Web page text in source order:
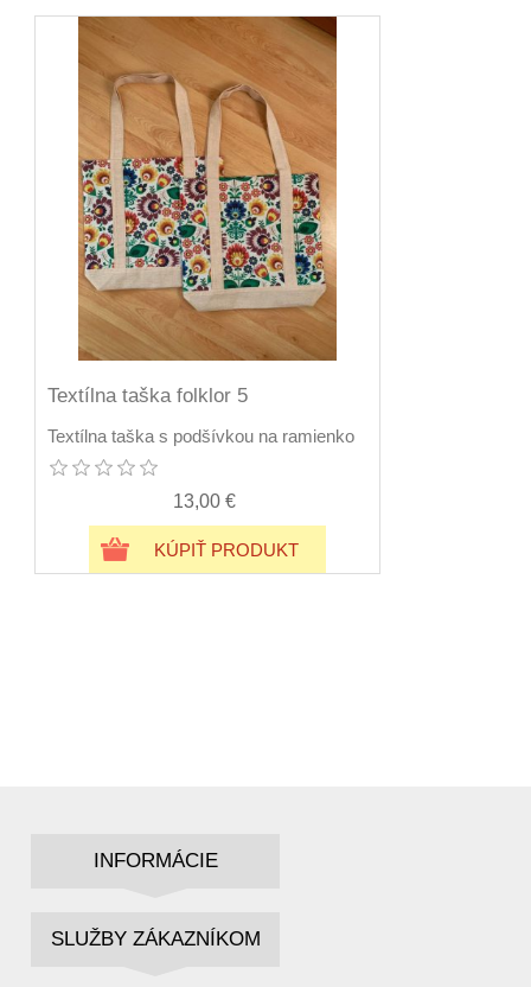
Textílna taška folklor 5
Textílna taška s podšívkou na ramienko
13,00 €
KÚPIŤ PRODUKT
INFORMÁCIE
SLUŽBY ZÁKAZNÍKOM